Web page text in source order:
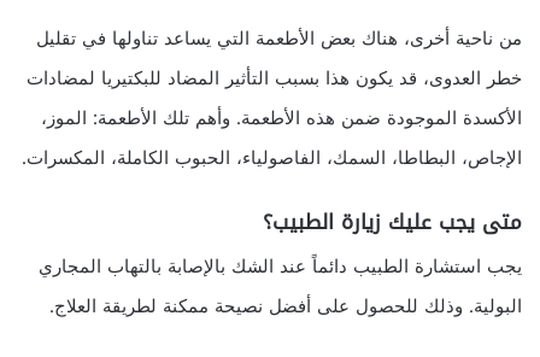
من ناحية أخرى، هناك بعض الأطعمة التي يساعد تناولها في تقليل
خطر العدوى، قد يكون هذا بسبب التأثير المضاد للبكتيريا لمضادات
الأكسدة الموجودة ضمن هذه الأطعمة. وأهم تلك الأطعمة: الموز،
الإجاص، البطاطا، السمك، الفاصولياء، الحبوب الكاملة، المكسرات.
متى يجب عليك زيارة الطبيب؟
يجب استشارة الطبيب دائماً عند الشك بالإصابة بالتهاب المجاري
البولية. وذلك للحصول على أفضل نصيحة ممكنة لطريقة العلاج.